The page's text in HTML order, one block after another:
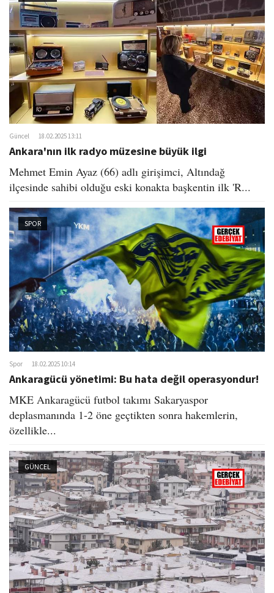
Güncel 18.02.2025 13:11
Ankara'nın ilk radyo müzesine büyük ilgi
Mehmet Emin Ayaz (66) adlı girişimci, Altındağ
ilçesinde sahibi olduğu eski konakta başkentin ilk 'R...
SPOR
Spor 18.02.2025 10:14
Ankaragücü yönetimi: Bu hata değil operasyondur!
MKE Ankaragücü futbol takımı Sakaryaspor
deplasmanında 1-2 öne geçtikten sonra hakemlerin,
özellikle...
GÜNCEL